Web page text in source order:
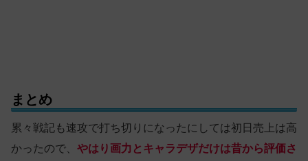
まとめ
累々戦記も速攻で打ち切りになったにしては初日売上は高
かったので、 やはり画力とキャラデザだけは昔から評価さ